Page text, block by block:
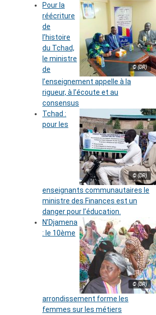
© (DR)
Pour la
réécriture
de
l’histoire
du Tchad,
le ministre
de
l’enseignement appelle à la
rigueur, à l’écoute et au
consensus
© (DR)
Tchad :
pour les
enseignants communautaires le
ministre des Finances est un
danger pour l’éducation.
© (DR)
N’Djamena
: le 10ème
arrondissement forme les
femmes sur les métiers